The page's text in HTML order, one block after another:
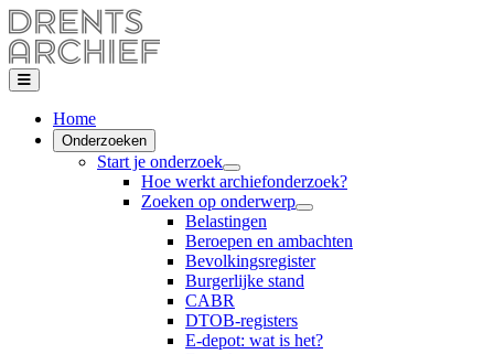
Home
Onderzoeken
Start je onderzoek
Hoe werkt archiefonderzoek?
Zoeken op onderwerp
Belastingen
Beroepen en ambachten
Bevolkingsregister
Burgerlijke stand
CABR
DTOB-registers
E-depot: wat is het?